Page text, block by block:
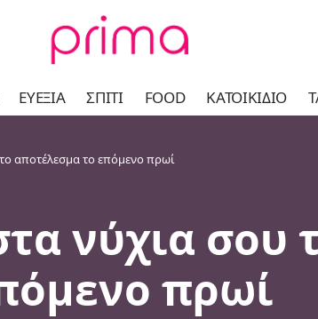
ΕΥΕΞΊΑ ΣΠΊΤΙ FOOD ΚΑΤΟΙΚΊΔΙΟ
αποτέλεσμα το επόμενο πρωί
νύχια σου
πρωί